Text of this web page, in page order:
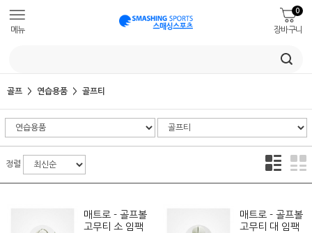
메뉴 장바구니
0
골프 연습용품 골프티
정렬
매트로 - 골프볼
고무티 소 임팩
매트로 - 골프볼
고무티 대 임팩